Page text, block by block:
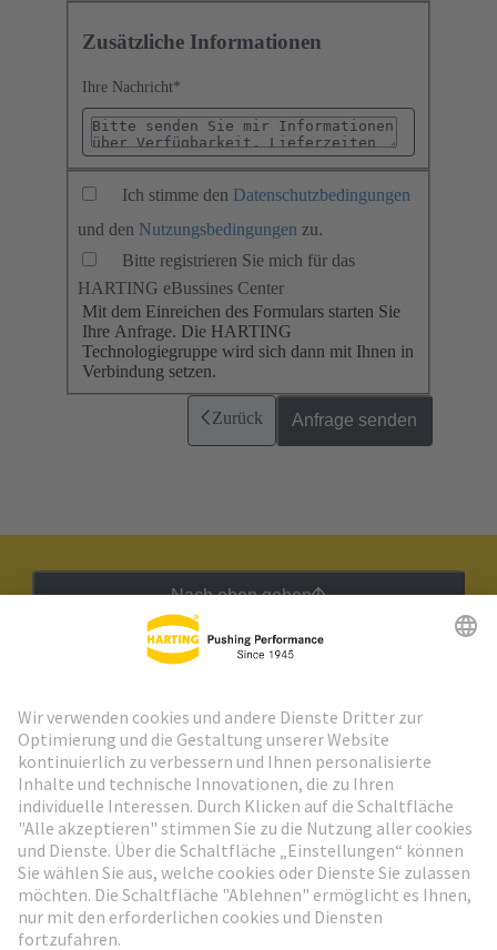
Zusätzliche Informationen
Ihre Nachricht*
Ich stimme den Datenschutzbedingungen
und den Nutzungsbedingungen zu.
Bitte registrieren Sie mich für das
HARTING eBussines Center
Mit dem Einreichen des Formulars starten Sie
Ihre Anfrage. Die HARTING
Technologiegruppe wird sich dann mit Ihnen in
Verbindung setzen.
Zurück Anfrage senden
Nach oben gehen
Weiter zur Anmeldung
Social Media